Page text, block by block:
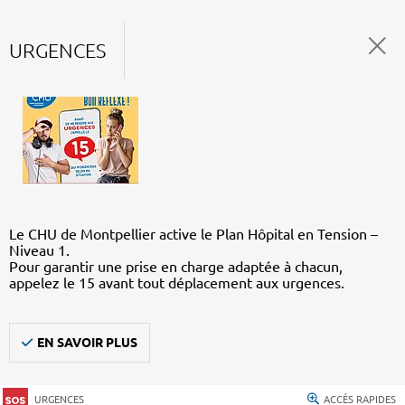
URGENCES
Le CHU de Montpellier active le Plan Hôpital en Tension –
Niveau 1.
Pour garantir une prise en charge adaptée à chacun,
appelez le 15 avant tout déplacement aux urgences.
EN SAVOIR PLUS
URGENCES ACCÈS RAPIDES